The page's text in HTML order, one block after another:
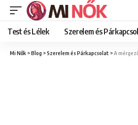
Test és Lélek Szerelem és
Mi Nők >Blog >Szerelem és Párkapcsolat >A mérgező